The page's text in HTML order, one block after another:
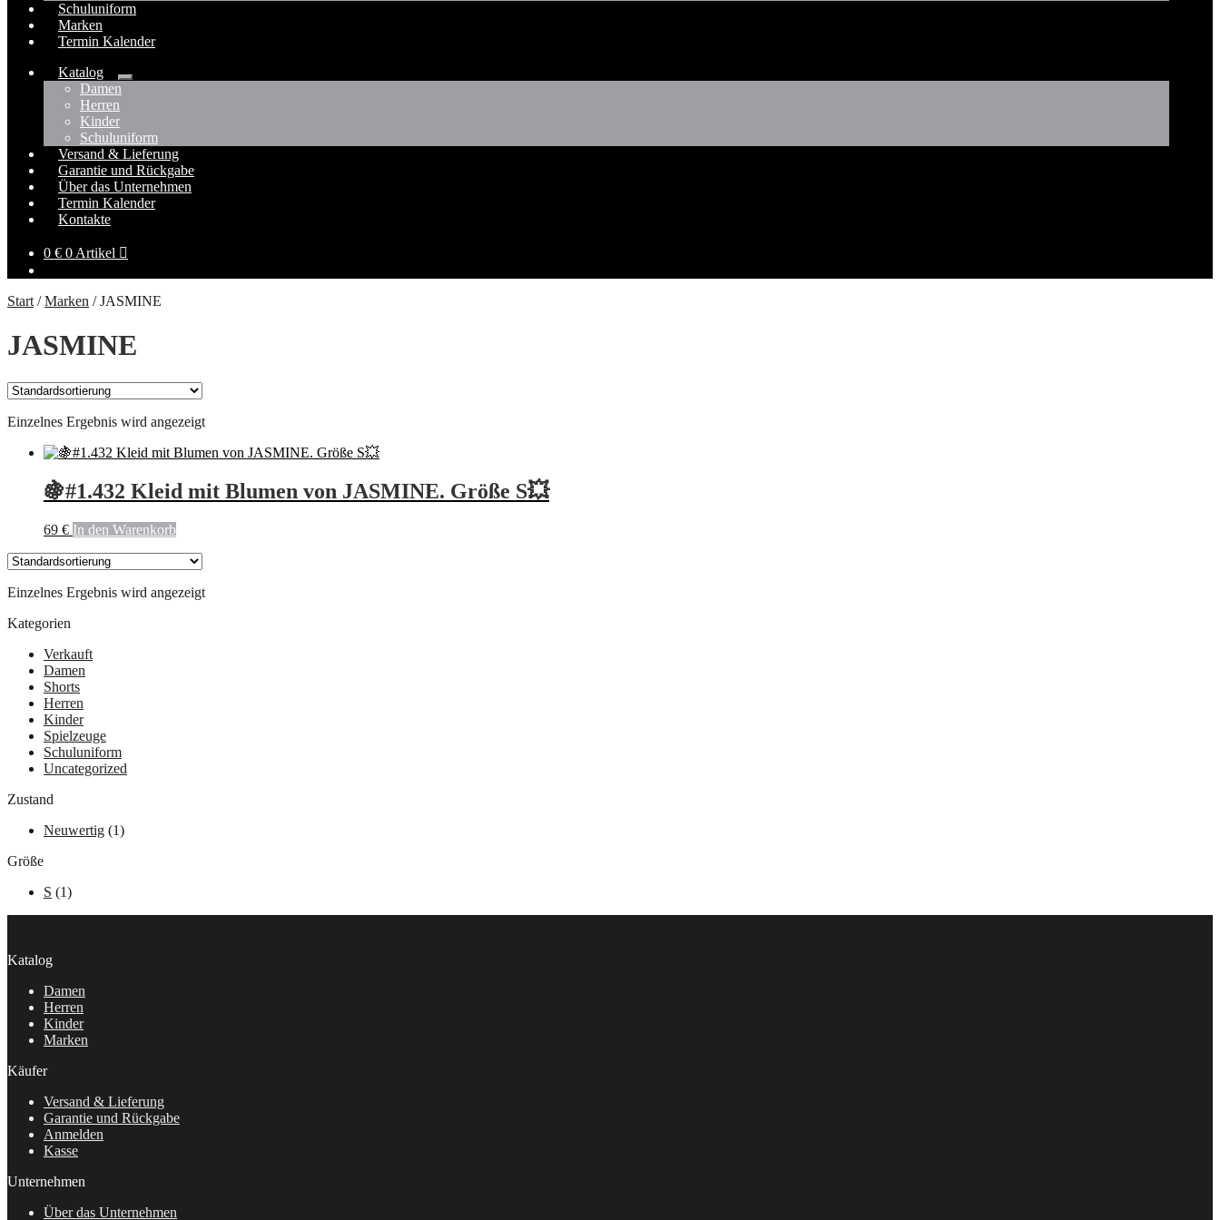
Schuluniform
Marken
Termin Kalender
Katalog
Untermenü
Damen
Herren
Kinder
Schuluniform
Versand & Lieferung
Garantie und Rückgabe
Über das Unternehmen
Termin Kalender
Kontakte
0 € 0 Artikel
Start /Marken /JASMINE
JASMINE
Einzelnes Ergebnis wird angezeigt
🍇#1.432 Kleid mit Blumen von JASMINE. Größe S💥
69 € In den Warenkorb
Einzelnes Ergebnis wird angezeigt
Kategorien
Verkauft
Damen
Shorts
Herren
Kinder
Spielzeuge
Schuluniform
Uncategorized
Zustand
Neuwertig (1)
Größe
S (1)
Katalog
Damen
Herren
Kinder
Marken
Käufer
Versand & Lieferung
Garantie und Rückgabe
Anmelden
Kasse
Unternehmen
Über das Unternehmen